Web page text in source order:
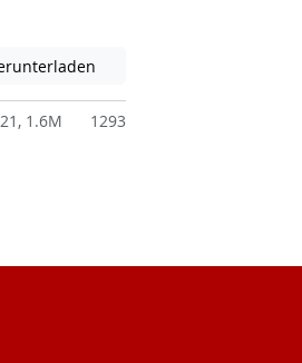
nicht barrierefreie Inhalte!
Datei enthält unter Umständen nicht
1.6M 1293